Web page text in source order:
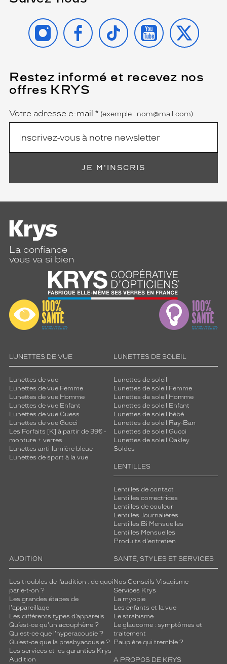
INSTAGRAMFACEBOOK
TIKTOK YOUTUBE
X
Restez informé et recevez nos
offres KRYS
Name
Votre adresse e-mail *
(Ce
champ
est
obligatoire)
(exemple : nom@mail.com)
JE M'INSCRIS
La confiance
vous va si bien
LUNETTES DE VUE
Lunettes de vue
Lunettes de vue Femme
Lunettes de vue Homme
Lunettes de vue Enfant
Lunettes de vue Guess
Lunettes de vue Gucci
Les Forfaits [K] à partir de 39€ -
monture + verres
Lunettes anti-lumière bleue
Lunettes de sport à la vue
LUNETTES DE SOLEIL
Lunettes de soleil
Lunettes de soleil Femme
Lunettes de soleil Homme
Lunettes de soleil Enfant
Lunettes de soleil bébé
Lunettes de soleil Ray-Ban
Lunettes de soleil Gucci
Lunettes de soleil Oakley
Soldes
LENTILLES
Lentilles de contact
Lentilles correctrices
Lentilles de couleur
Lentilles Journalières
Lentilles Bi Mensuelles
Lentilles Mensuelles
Produits d'entretien
AUDITION
Les troubles de l’audition : de quoi
parle-t-on ?
Les grandes étapes de
l'appareillage
Les différents types d’appareils
Qu’est-ce qu'un acouphène ?
Qu'est-ce que l'hyperacousie ?
Qu’est-ce que la presbyacousie ?
Les services et les garanties Krys
Audition
SANTÉ, STYLES ET SERVICES
Nos Conseils Visagisme
Services Krys
La myopie
Les enfants et la vue
Le strabisme
Le glaucome : symptômes et
traitement
Paupière qui tremble ?
A PROPOS DE KRYS